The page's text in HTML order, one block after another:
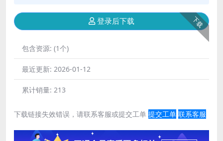
下载
登录后下载
包含资源: (1个)
最近更新: 2026-01-12
累计销量: 213
下载链接失效错误，请联系客服或提交工单 提交工单 联系客服